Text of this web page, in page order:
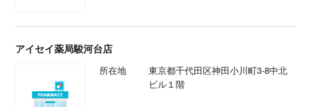
アイセイ薬局駿河台店
所在地
東京都千代田区神田小川町3-8中北
ビル１階